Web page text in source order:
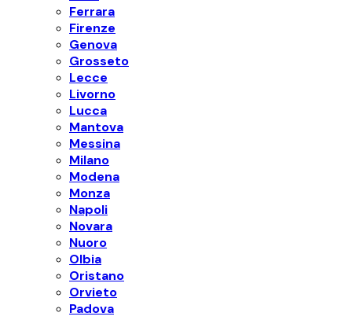
Ferrara
Firenze
Genova
Grosseto
Lecce
Livorno
Lucca
Mantova
Messina
Milano
Modena
Monza
Napoli
Novara
Nuoro
Olbia
Oristano
Orvieto
Padova